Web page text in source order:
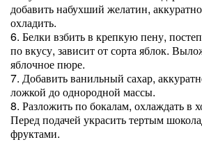
добавить набухший желатин,
охладить.
6. Белки взбить в крепкую пену,
по вкусу, зависит от сорта яблок.
яблочное пюре.
7. Добавить ванильный сахар,
ложкой до однородной массы.
8. Разложить по бокалам, охлаждать в
Перед подачей украсить тертым
фруктами.